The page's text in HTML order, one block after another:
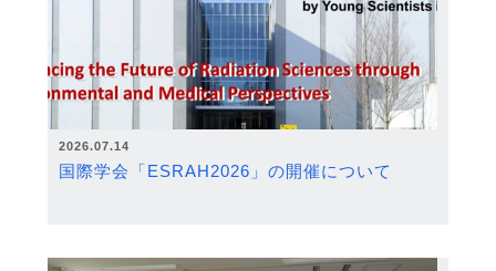
2026.07.14
国際学会「ESRAH2026」の開催について